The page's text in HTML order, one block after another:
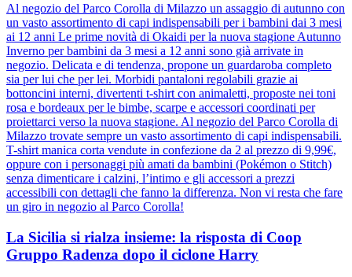
Al negozio del Parco Corolla di Milazzo un assaggio di autunno con
un vasto assortimento di capi indispensabili per i bambini dai 3 mesi
ai 12 anni Le prime novità di Okaidi per la nuova stagione Autunno
Inverno per bambini da 3 mesi a 12 anni sono già arrivate in
negozio. Delicata e di tendenza, propone un guardaroba completo
sia per lui che per lei. Morbidi pantaloni regolabili grazie ai
bottoncini interni, divertenti t-shirt con animaletti, proposte nei toni
rosa e bordeaux per le bimbe, scarpe e accessori coordinati per
proiettarci verso la nuova stagione. Al negozio del Parco Corolla di
Milazzo trovate sempre un vasto assortimento di capi indispensabili.
T-shirt manica corta vendute in confezione da 2 al prezzo di 9,99€,
oppure con i personaggi più amati da bambini (Pokémon o Stitch)
senza dimenticare i calzini, l’intimo e gli accessori a prezzi
accessibili con dettagli che fanno la differenza. Non vi resta che fare
un giro in negozio al Parco Corolla!
La Sicilia si rialza insieme: la risposta di Coop
Gruppo Radenza dopo il ciclone Harry